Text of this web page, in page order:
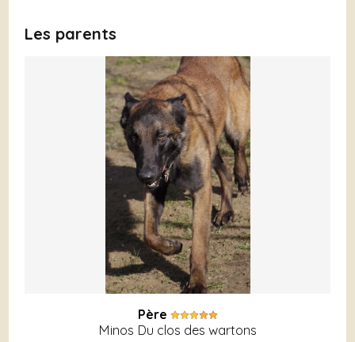
Les parents
Père
Minos Du clos des wartons